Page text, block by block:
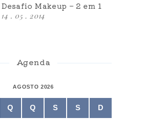
Desafio Makeup – 2 em 1
14 . 05 . 2014
Agenda
AGOSTO 2026
Q Q S S D